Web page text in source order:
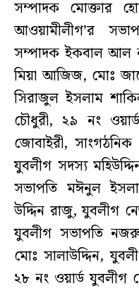
সম্পাদক মোক্তার
আওয়ামীলীগ’র
সম্পাদক ইকবাল আল
মিয়া আজিজ, মোঃ
সিরাজুল ইসলাম
চৌধুরী, ২৯ নং
জোবাইরী,
যুবলীগ সদস্য
সভাপতি মঈনুল
উদ্দিন রাজু, যুবলীগ
যুবলীগ সভাপতি
মোঃ সালাউদ্দিন,
২৮ নং ওয়ার্ড